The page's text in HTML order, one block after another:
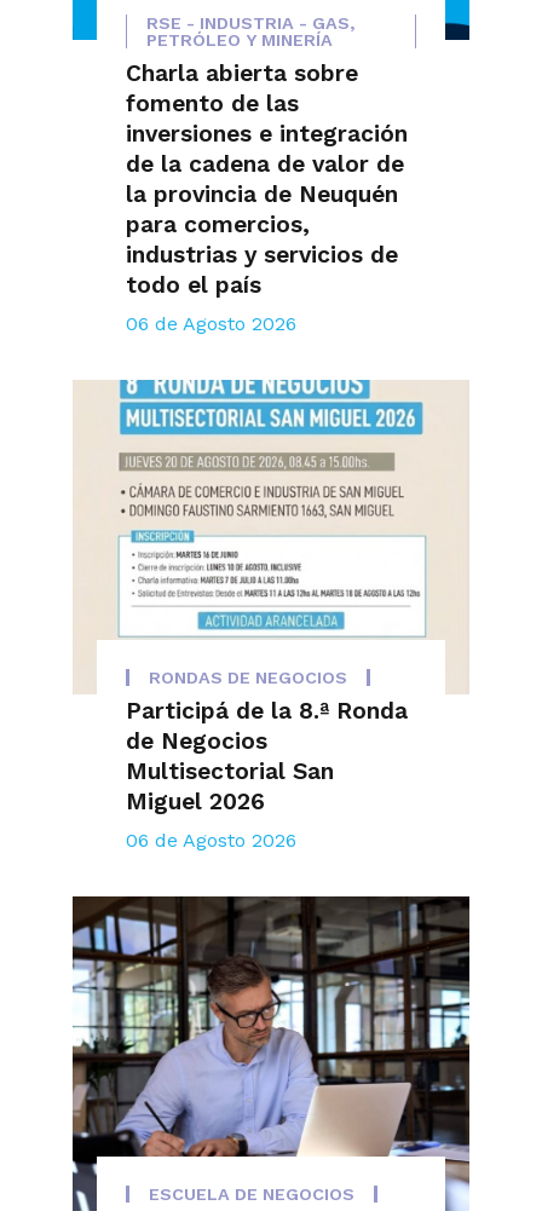
RSE - INDUSTRIA - GAS,
PETRÓLEO Y MINERÍA
Charla abierta sobre
fomento de las
inversiones e integración
de la cadena de valor de
la provincia de Neuquén
para comercios,
industrias y servicios de
todo el país
06 de Agosto 2026
RONDAS DE NEGOCIOS
Participá de la 8.ª Ronda
de Negocios
Multisectorial San
Miguel 2026
06 de Agosto 2026
ESCUELA DE NEGOCIOS